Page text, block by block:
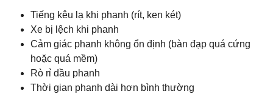
Tiếng kêu lạ khi phanh (rít, ken két)
Xe bị lệch khi phanh
Cảm giác phanh không ổn định (bàn đạp quá cứng
hoặc quá mềm)
Rò rỉ dầu phanh
Thời gian phanh dài hơn bình thường